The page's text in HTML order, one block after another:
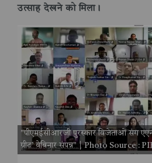
उत्साह देखने को मिला।
"पीएमईसीआरजी पुरस्कार विजेताओं संग
ग्रीट’ वेबिनार संपन्न" | Photo Source :